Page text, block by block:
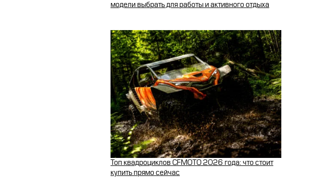
модели выбрать для работы и активного отдыха
Топ квадроциклов CFMOTO 2026 года: что стоит
купить прямо сейчас